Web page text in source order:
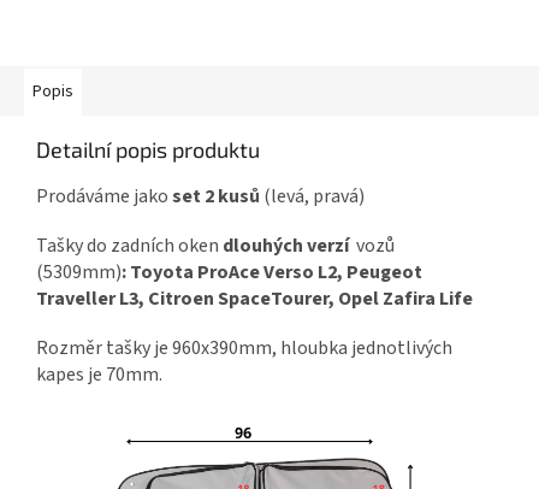
Popis
Detailní popis produktu
Prodáváme jakoset 2 kusů (levá, pravá)
Tašky do zadních oken dlouhých verzívozů
(5309mm): Toyota ProAce Verso L2, Peugeot
Traveller L3, Citroen SpaceTourer, Opel Zafira Life
Rozměr tašky je 960x390mm, hloubka jednotlivých
kapes je 70mm.